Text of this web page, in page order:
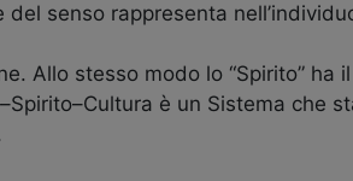
senso rappresenta
Allo stesso modo lo “Spirito” ha
è un Sistema che